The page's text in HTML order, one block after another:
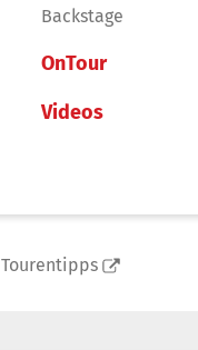
Backstage
OnTour
Videos
Tourentipps